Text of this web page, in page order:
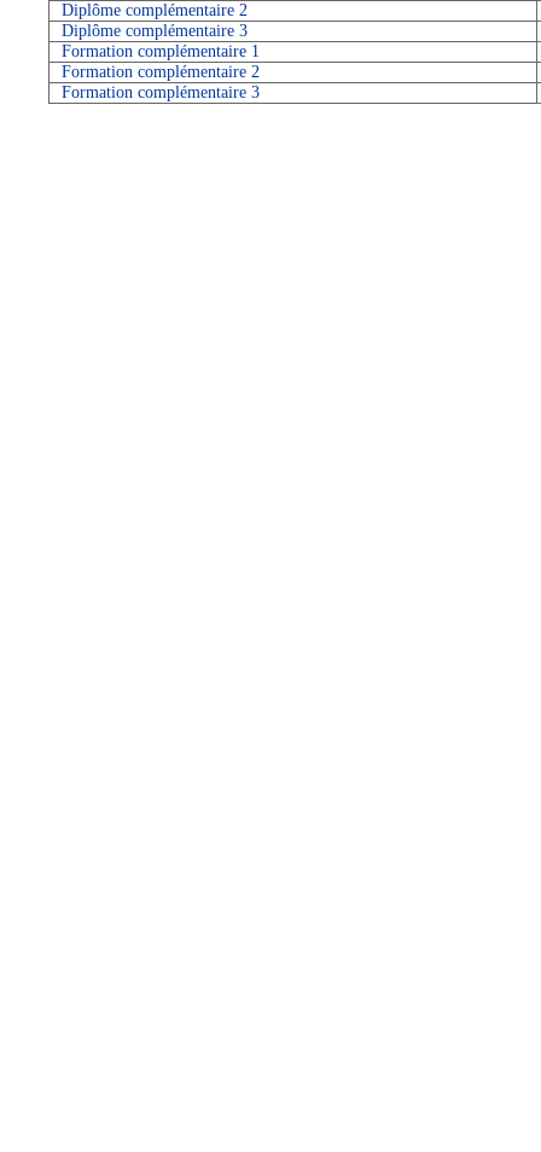
Diplôme complémentaire 2
Diplôme complémentaire 3
Formation complémentaire 1
Formation complémentaire 2
Formation complémentaire 3